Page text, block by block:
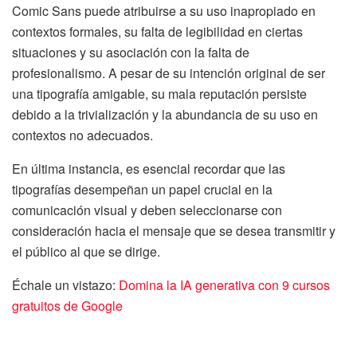
Comic Sans puede atribuirse a su uso inapropiado en
contextos formales, su falta de legibilidad en ciertas
situaciones y su asociación con la falta de
profesionalismo. A pesar de su intención original de ser
una tipografía amigable, su mala reputación persiste
debido a la trivialización y la abundancia de su uso en
contextos no adecuados.
En última instancia, es esencial recordar que las
tipografías desempeñan un papel crucial en la
comunicación visual y deben seleccionarse con
consideración hacia el mensaje que se desea transmitir y
el público al que se dirige.
Échale un vistazo: Domina la IA generativa con 9 cursos
gratuitos de Google